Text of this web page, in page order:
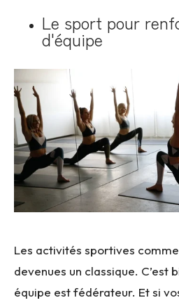
Le sport pour
d'équipe
Les activités sportives
devenues un classique. C’est
équipe est fédérateur. Et si